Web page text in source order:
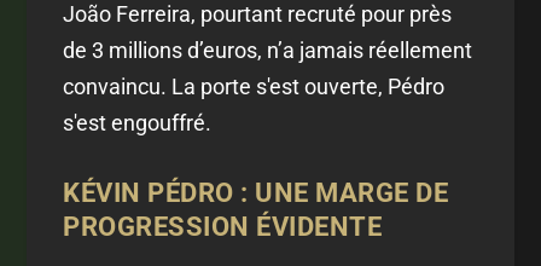
João Ferreira, pourtant recruté pour près
de 3 millions d’euros, n’a jamais réellement
convaincu. La porte s'est ouverte, Pédro
s'est engouffré.
KÉVIN PÉDRO : UNE MARGE DE
PROGRESSION ÉVIDENTE